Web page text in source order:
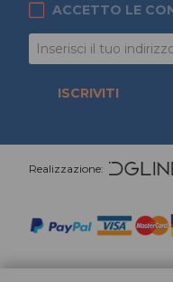
ACCETTO LE
ISCRIVITI
Realizzazione: